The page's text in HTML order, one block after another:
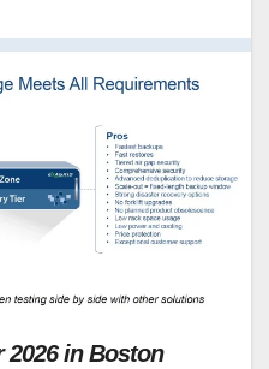
2026 in Boston